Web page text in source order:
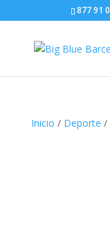
877 91
Inicio / Deporte /